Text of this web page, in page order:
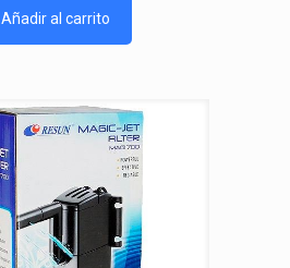
Añadir al carrito